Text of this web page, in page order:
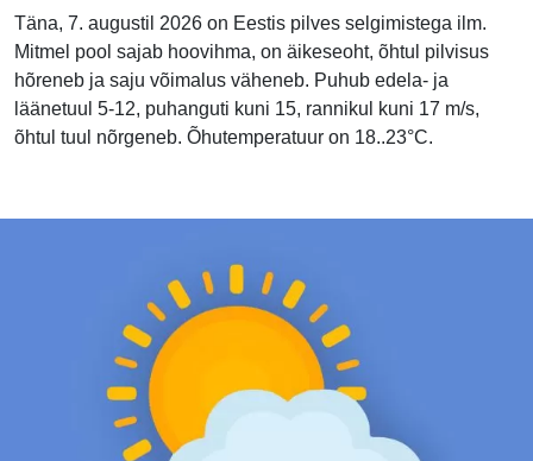
Täna, 7. augustil 2026 on Eestis pilves selgimistega ilm.
Mitmel pool sajab hoovihma, on äikeseoht, õhtul pilvisus
hõreneb ja saju võimalus väheneb. Puhub edela- ja
läänetuul 5-12, puhanguti kuni 15, rannikul kuni 17 m/s,
õhtul tuul nõrgeneb. Õhutemperatuur on 18..23°C.